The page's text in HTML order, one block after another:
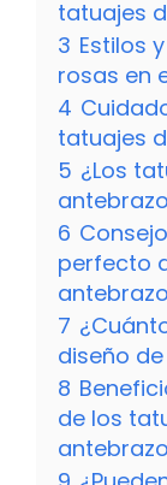
tatuajes
3 Estilos
rosas en
4
tatuajes
5 ¿Los
6
perfecto
antebrazo
7
diseño
8
de los
antebrazo